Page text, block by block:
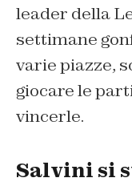
leader della
settimane
varie piazze,
giocare le
vincerle.
Salvini si